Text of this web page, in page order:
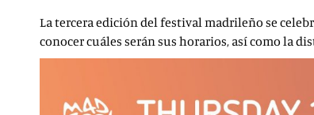
La tercera edición del festival madrileño se
conocer cuáles serán sus horarios, así como la